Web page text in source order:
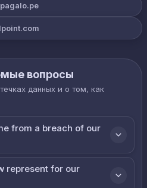
pagalo.pe
lpoint.com
вопросы
данных и о том, как
from a breach of our
represent for our